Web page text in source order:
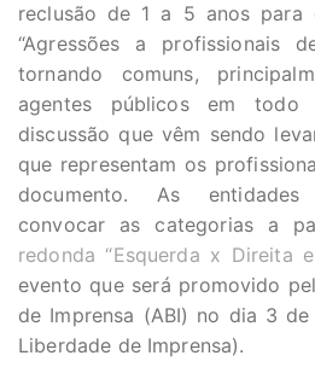
reclusão de 1 a 5 anos para
“Agressões a profissionais
tornando comuns,
agentes públicos em todo
discussão que vêm sendo
que representam os
documento. As
convocar as categorias a
redonda “Esquerda x Direita
evento que será promovido
de Imprensa (ABI) no dia 3
Liberdade de Imprensa).